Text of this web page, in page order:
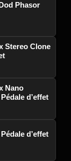
Phasor
Stereo Clone
Nano
d’effet
d’effet